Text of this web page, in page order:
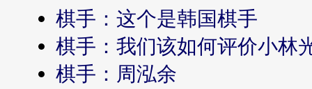
2026.02
第27届农心辛拉面杯世界围棋
团体赛第14局 一力辽-申真谞
棋手：这个是韩国棋手
棋手：我们该如何评价小林
棋手：周泓余